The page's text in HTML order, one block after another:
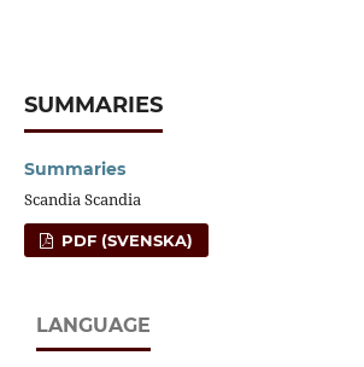
SUMMARIES
Summaries
Scandia Scandia
PDF (SVENSKA)
LANGUAGE